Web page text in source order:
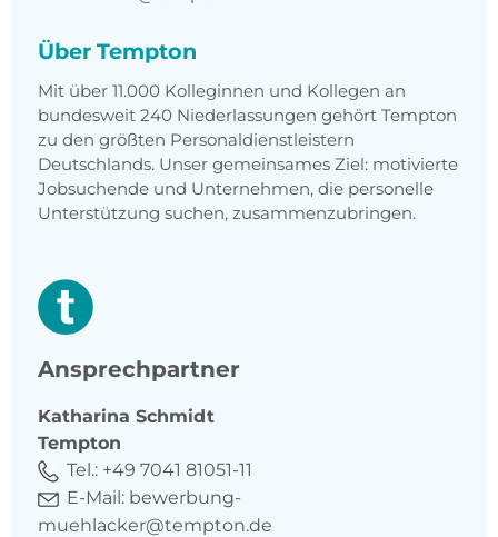
Über Tempton
Mit über 11.000 Kolleginnen und Kollegen an
bundesweit 240 Niederlassungen gehört Tempton
zu den größten Personaldienstleistern
Deutschlands. Unser gemeinsames Ziel: motivierte
Jobsuchende und Unternehmen, die personelle
Unterstützung suchen, zusammenzubringen.
Ansprechpartner
Katharina Schmidt
Tempton
Tel.: +49 7041 81051-11
E-Mail: bewerbung-
muehlacker@tempton.de